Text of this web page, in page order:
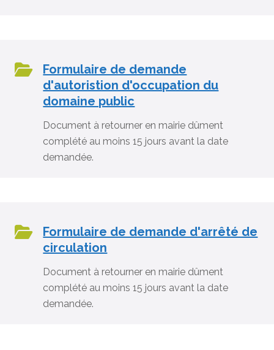
Formulaire de demande
d'autoristion d'occupation du
domaine public
Document à retourner en mairie dûment
complété au moins 15 jours avant la date
demandée.
Formulaire de demande d'arrêté de
circulation
Document à retourner en mairie dûment
complété au moins 15 jours avant la date
demandée.